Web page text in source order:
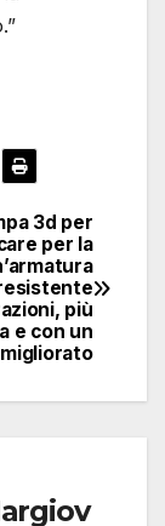
3d per
per la
più
e con un